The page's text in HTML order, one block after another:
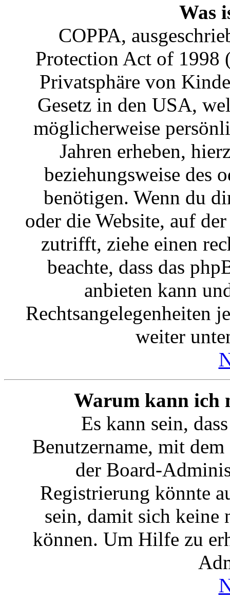
Was
COPPA,
Protection Act of 1998
Privatsphäre von
Gesetz in den USA,
möglicherweise
Jahren erheben,
beziehungsweise des
benötigen. Wenn du
oder die Website, auf
zutrifft, ziehe einen
beachte, dass das
anbieten kann
Rechtsangelegenheiten
weiter
Warum kann ich
Es kann sein,
Benutzername, mit
der Board-
Registrierung könnte
sein, damit sich keine
können. Um Hilfe zu